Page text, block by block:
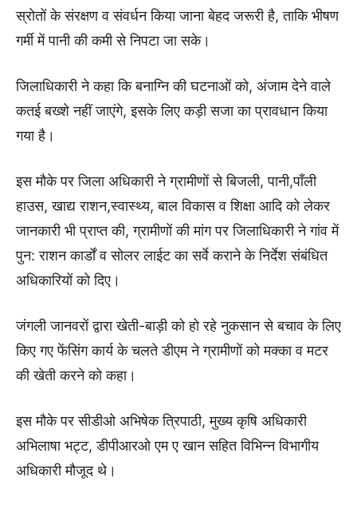
स्रोतों के संरक्षण व संवर्धन किया जाना बेहद जरूरी है, ताकि भीषण
गर्मी में पानी की कमी से निपटा जा सके।
जिलाधिकारी ने कहा कि बनाग्नि की घटनाओं को, अंजाम देने वाले
कतई बख्शे नहीं जाएंगे, इसके लिए कड़ी सजा का प्रावधान किया
गया है।
इस मौके पर जिला अधिकारी ने ग्रामीणों से बिजली, पानी,पाँली
हाउस, खाद्य राशन,स्वास्थ्य, बाल विकास व शिक्षा आदि को लेकर
जानकारी भी प्राप्त की, ग्रामीणों की मांग पर जिलाधिकारी ने गांव में
पुन: राशन कार्डों व सोलर लाईट का सर्वे कराने के निर्देश संबंधित
अधिकारियों को दिए।
जंगली जानवरों द्वारा खेती-बाड़ी को हो रहे नुकसान से बचाव के लिए
किए गए फेंसिंग कार्य के चलते डीएम ने ग्रामीणों को मक्का व मटर
की खेती करने को कहा।
इस मौके पर सीडीओ अभिषेक त्रिपाठी, मुख्य कृषि अधिकारी
अभिलाषा भट्ट, डीपीआरओ एम ए खान सहित विभिन्न विभागीय
अधिकारी मौजूद थे।